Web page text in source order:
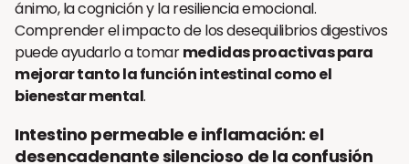
ánimo, la cognición y la resiliencia emocional.
Comprender el impacto de los desequilibrios digestivos
puede ayudarlo a tomarmedidas proactivas para
mejorar tanto la función intestinal como el
bienestar mental.
Intestino permeable e inflamación: el
desencadenante silencioso de la confusión